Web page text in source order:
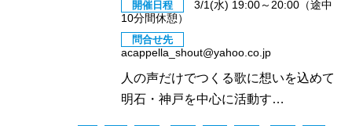
開催日程
3/1(水) 19:00～20:00（途中
10分間休憩）
問合せ先
acappella_shout@yahoo.co.jp
人の声だけでつくる歌に想いを込めて
明石・神戸を中心に活動す…